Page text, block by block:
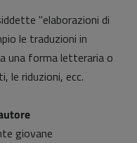
"elaborazioni di
le traduzioni in
una forma letteraria o
le riduzioni, ecc.
giovane